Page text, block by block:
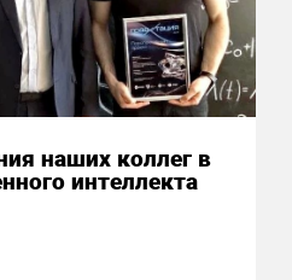
наших коллег в
интеллекта